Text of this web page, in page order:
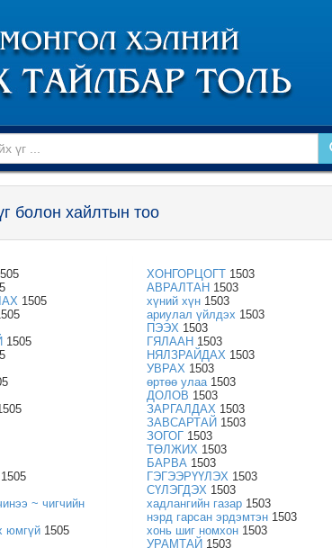
болон хайлтын тоо
1505
1505
1505
~ чигчийн
юмгүй 1505
ХОНГОРЦОГТ1503
АВРАЛТАН 1503
хүний хүн1503
ариулал үйлдэх 1503
ПЭЭХ 1503
ГЯЛААН 1503
НЯЛЗРАЙДАХ 1503
УВРАХ 1503
өртөө улаа1503
ДОЛОВ 1503
ЗАРГАЛДАХ 1503
ЗАВСАРТАЙ 1503
ЗОГОГ1503
ТӨЛЖИХ 1503
БАРВА1503
ГЭГЭЭРҮҮЛЭХ 1503
СҮЛЭГДЭХ 1503
хадлангийн газар1503
нэрд гарсан эрдэмтэн1503
хонь шиг номхон1503
УРАМТАЙ 1503